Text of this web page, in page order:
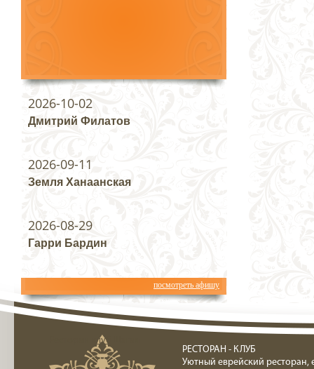
2026-10-02
Дмитрий Филатов
2026-09-11
Земля Ханаанская
2026-08-29
Гарри Бардин
посмотреть афишу
Ресторан клуб Шагал
РЕСТОРАН - КЛУБ
Уютный еврейский ресторан,